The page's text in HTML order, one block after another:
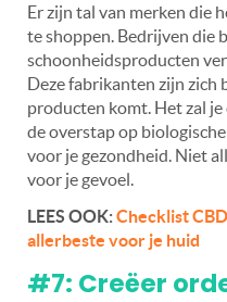
Er zijn tal van merken die
te shoppen. Bedrijven die
schoonheidsproducten
Deze fabrikanten zijn zich
producten komt. Het zal
de overstap op
voor je gezondheid. Niet
voor je gevoel.
LEES OOK:Checklist
allerbeste voor je huid
#7: Creëer